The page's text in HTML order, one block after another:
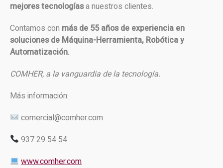
mejores tecnologíasa nuestros clientes.
Contamos con más de 55 años de experiencia en
soluciones de Máquina-Herramienta, Robótica y
Automatización.
COMHER, a la vanguardia de la tecnología.
Más información:
comercial@comher.com
937 29 54 54
www.comher.com